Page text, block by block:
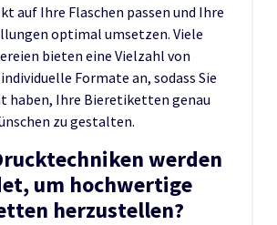
auf Ihre Flaschen passen und Ihre
optimal umsetzen. Viele
bieten eine Vielzahl von
Formate an, sodass Sie
haben, Ihre Bieretiketten genau
zu gestalten.
werden
um hochwertige
herzustellen?